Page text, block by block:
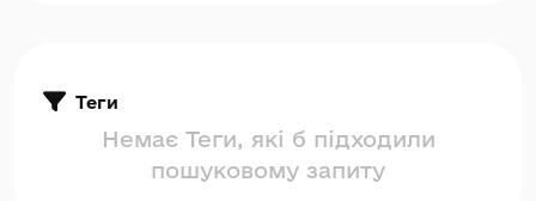
Теги
Немає Теги, які б підходили
пошуковому запиту